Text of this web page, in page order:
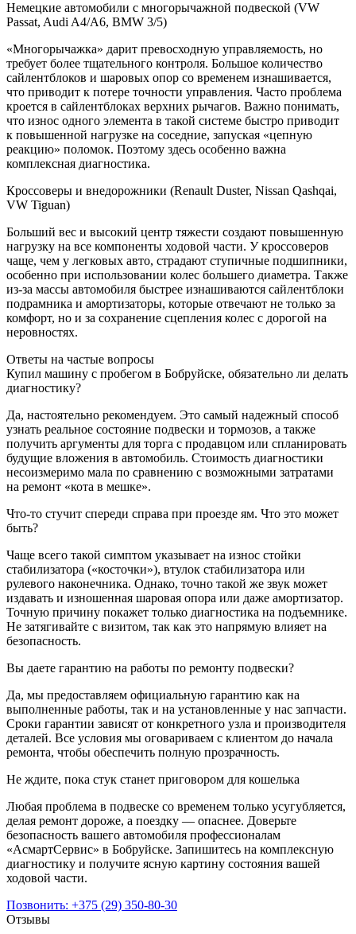
Немецкие автомобили с многорычажной подвеской (VW
Passat, Audi A4/A6, BMW 3/5)
«Многорычажка» дарит превосходную управляемость, но
требует более тщательного контроля. Большое количество
сайлентблоков и шаровых опор со временем изнашивается,
что приводит к потере точности управления. Часто проблема
кроется в сайлентблоках верхних рычагов. Важно понимать,
что износ одного элемента в такой системе быстро приводит
к повышенной нагрузке на соседние, запуская «цепную
реакцию» поломок. Поэтому здесь особенно важна
комплексная диагностика.
Кроссоверы и внедорожники (Renault Duster, Nissan Qashqai,
VW Tiguan)
Больший вес и высокий центр тяжести создают повышенную
нагрузку на все компоненты ходовой части. У кроссоверов
чаще, чем у легковых авто, страдают ступичные подшипники,
особенно при использовании колес большего диаметра. Также
из-за массы автомобиля быстрее изнашиваются сайлентблоки
подрамника и амортизаторы, которые отвечают не только за
комфорт, но и за сохранение сцепления колес с дорогой на
неровностях.
Ответы на частые вопросы
Купил машину с пробегом в Бобруйске, обязательно ли делать
диагностику?
Да, настоятельно рекомендуем. Это самый надежный способ
узнать реальное состояние подвески и тормозов, а также
получить аргументы для торга с продавцом или спланировать
будущие вложения в автомобиль. Стоимость диагностики
несоизмеримо мала по сравнению с возможными затратами
на ремонт «кота в мешке».
Что-то стучит спереди справа при проезде ям. Что это может
быть?
Чаще всего такой симптом указывает на износ стойки
стабилизатора («косточки»), втулок стабилизатора или
рулевого наконечника. Однако, точно такой же звук может
издавать и изношенная шаровая опора или даже амортизатор.
Точную причину покажет только диагностика на подъемнике.
Не затягивайте с визитом, так как это напрямую влияет на
безопасность.
Вы даете гарантию на работы по ремонту подвески?
Да, мы предоставляем официальную гарантию как на
выполненные работы, так и на установленные у нас запчасти.
Сроки гарантии зависят от конкретного узла и производителя
деталей. Все условия мы оговариваем с клиентом до начала
ремонта, чтобы обеспечить полную прозрачность.
Не ждите, пока стук станет приговором для кошелька
Любая проблема в подвеске со временем только усугубляется,
делая ремонт дороже, а поездку — опаснее. Доверьте
безопасность вашего автомобиля профессионалам
«АсмартСервис» в Бобруйске. Запишитесь на комплексную
диагностику и получите ясную картину состояния вашей
ходовой части.
Позвонить: +375 (29) 350-80-30
Отзывы